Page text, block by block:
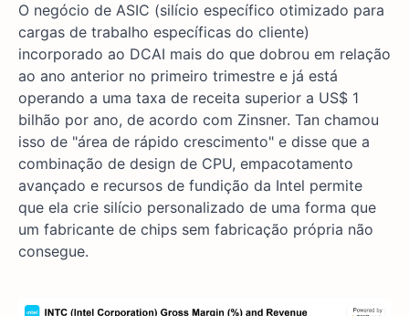
O negócio de ASIC (silício específico otimizado para
cargas de trabalho específicas do cliente)
incorporado ao DCAI mais do que dobrou em relação
ao ano anterior no primeiro trimestre e já está
operando a uma taxa de receita superior a US$ 1
bilhão por ano, de acordo com Zinsner. Tan chamou
isso de "área de rápido crescimento" e disse que a
combinação de design de CPU, empacotamento
avançado e recursos de fundição da Intel permite
que ela crie silício personalizado de uma forma que
um fabricante de chips sem fabricação própria não
consegue.